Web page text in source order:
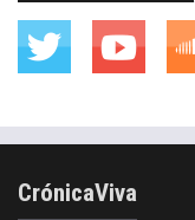
CrónicaViva